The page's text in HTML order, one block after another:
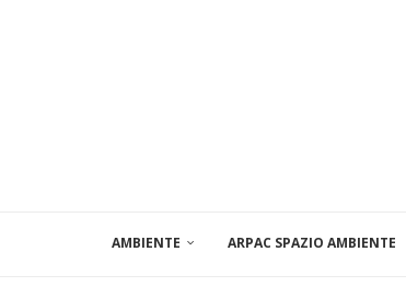
AMBIENTE ARPAC SPAZIO AMBIENTE